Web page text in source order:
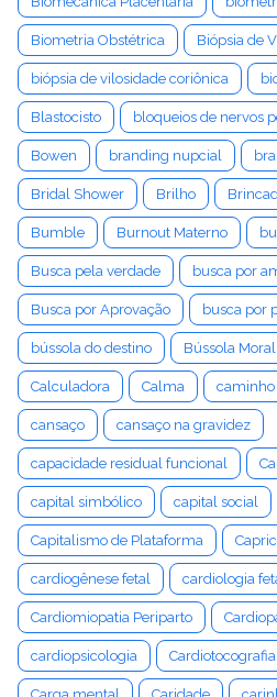
Biometria Obstétrica Biópsia de
biópsia de vilosidade coriônica
Blastocisto bloqueios de nervos
Bowen branding nupcial
Bridal Shower Brilho
Bumble Burnout Materno
Busca pela verdade busca por
Busca por Aprovação busca por
bússola do destino Bússola Moral
Calculadora Calma caminho
cansaço cansaço na gravidez
capacidade residual funcional
capital simbólico capital social
Capitalismo de Plataforma
cardiogênese fetal cardiologia
Cardiomiopatia Periparto
cardiopsicologia Cardiotocografia